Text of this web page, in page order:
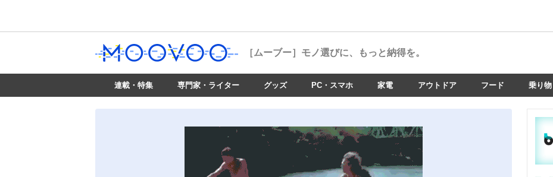
［ムーブー］ モノ選びに、もっと納得を。
連載・特集 専門家・ライター グッズ PC・スマホ 家電 アウトドア フード 乗り物